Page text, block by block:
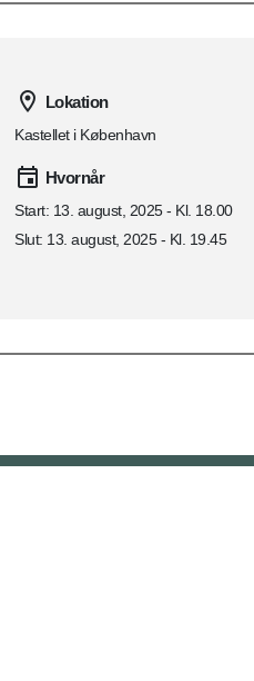
Lokation
Kastellet i København
Hvornår
Start: 13. august, 2025 - Kl. 18.00
Slut: 13. august, 2025 - Kl. 19.45